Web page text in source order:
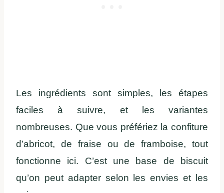
Les ingrédients sont simples, les étapes
faciles à suivre, et les variantes
nombreuses. Que vous préfériez la confiture
d’abricot, de fraise ou de framboise, tout
fonctionne ici. C’est une base de biscuit
qu’on peut adapter selon les envies et les